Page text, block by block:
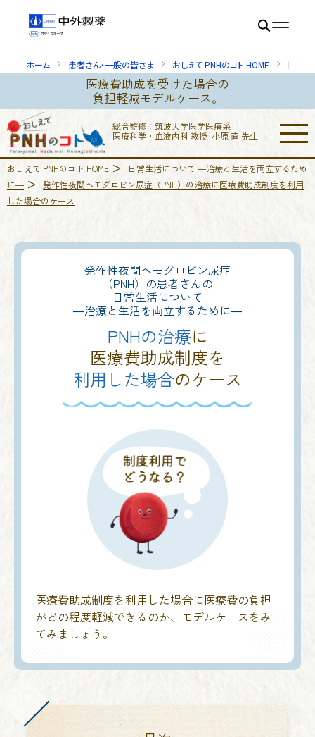
ホーム 患者さん・一般の皆さま おしえて PNHのコト HOME 日常
医療費助成を受けた場合の
負担軽減モデルケース。
総合監修： 筑波大学医学医療系
医療科学・血液内科教授 小原 直 先生
おしえて PNHのコト HOME >
日常生活について ―治療と生活を両立するため
に― >
発作性夜間ヘモグロビン尿症（PNH）の治療に医療費助成制度を利用
した場合のケース
発作性夜間ヘモグロビン尿症
（PNH）の患者さんの
日常生活について
―治療と生活を両立するために―
PNHの治療に
医療費助成制度を
利用した場合のケース
医療費助成制度を利用した場合に医療費の負担
がどの程度軽減できるのか、モデルケースをみ
てみましょう。